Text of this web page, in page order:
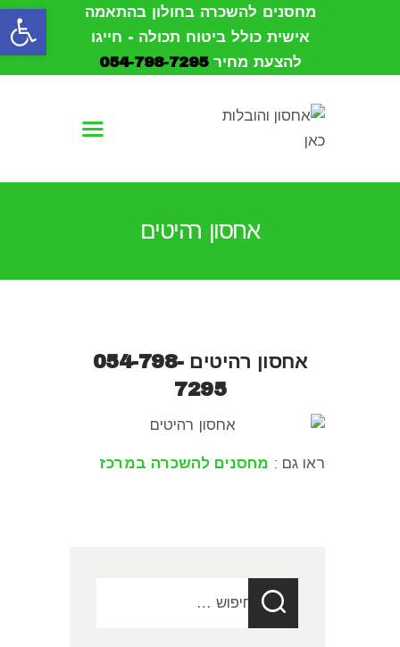
מחסנים להשכרה בחולון בהתאמה
אישית כולל ביטוח תכולה - חייגו
להצעת מחיר054-798-7295
אחסון רהיטים
הובלות
אחסון רהיטים054-798-
7295
ראו גם : מחסנים להשכרה במרכז
חיפוש:
פתח סרגל נגישות